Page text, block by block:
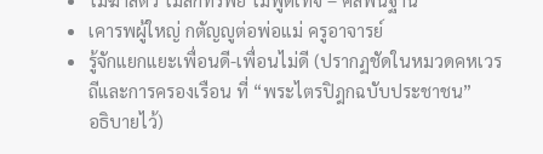
เคารพผู้ใหญ่ กตัญญูต่อพ่อแม่ ครูอาจารย์
รู้จักแยกแยะเพื่อนดี-เพื่อนไม่ดี (ปรากฏชัดในหมวดคหเวร
ถีและการครองเรือน ที่ “พระไตรปิฎกฉบับประชาชน”
อธิบายไว้)